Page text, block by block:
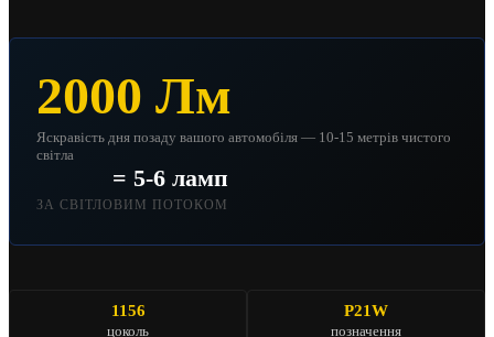
2000 Лм
Яскравість дня позаду вашого автомобіля — 10-15 метрів чистого
світла
= 5-6 ламп
ЗА СВІТЛОВИМ ПОТОКОМ
1156
цоколь
P21W
позначення